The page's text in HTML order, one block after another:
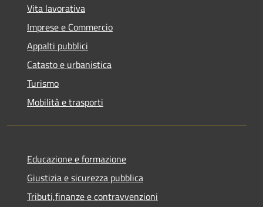
Vita lavorativa
Imprese e Commercio
Appalti pubblici
Catasto e urbanistica
Turismo
Mobilità e trasporti
Educazione e formazione
Giustizia e sicurezza pubblica
Tributi,finanze e contravvenzioni